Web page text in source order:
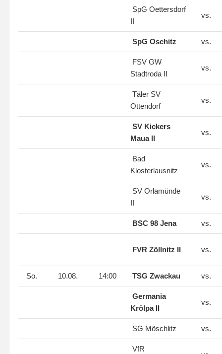
SpG Oettersdorf
II
vs.
SpG Oschitz vs.
FSV GW
Stadtroda II
vs.
Täler SV
Ottendorf
vs.
SV Kickers
Maua II
vs.
Bad
Klosterlausnitz
vs.
SV Orlamünde
II
vs.
BSC 98 Jena vs.
FVR Zöllnitz II vs.
So. 10.08. 14:00 TSG Zwackau vs.
Germania
Krölpa II
vs.
SG Möschlitz vs.
VfR